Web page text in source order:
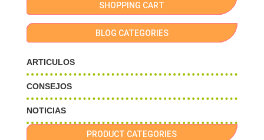
SHOPPING CART
BLOG CATEGORIES
ARTICULOS
CONSEJOS
NOTICIAS
PRODUCT CATEGORIES